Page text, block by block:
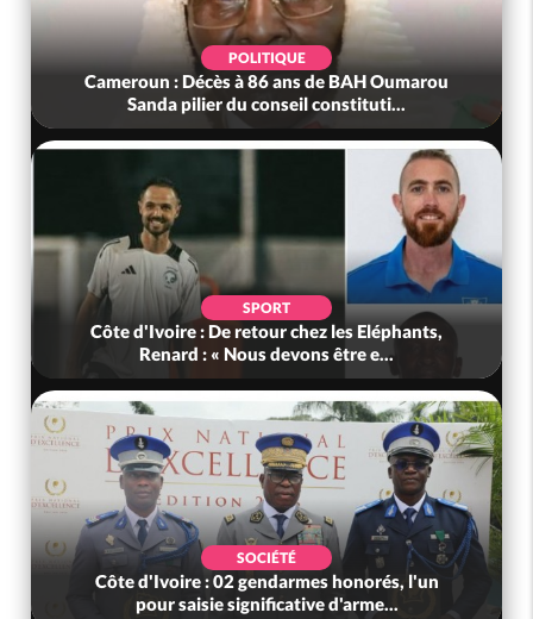
POLITIQUE
Cameroun : Décès à 86 ans de BAH Oumarou
Sanda pilier du conseil constituti...
SPORT
Côte d'Ivoire : De retour chez les Eléphants,
Renard : « Nous devons être e...
SOCIÉTÉ
Côte d'Ivoire : 02 gendarmes honorés, l'un
pour saisie significative d'arme...